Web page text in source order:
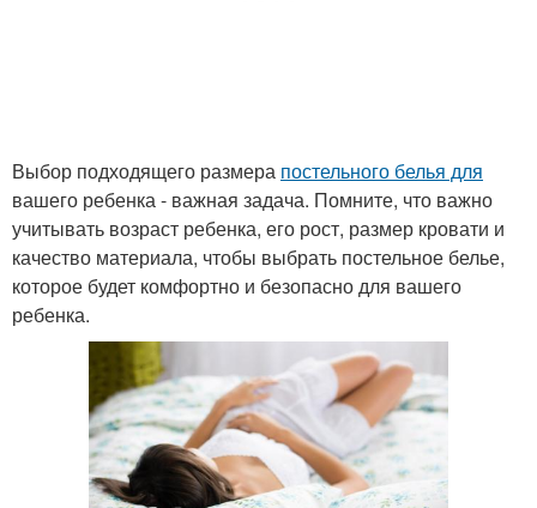
Выбор подходящего размера постельного белья для
вашего ребенка - важная задача. Помните, что важно
учитывать возраст ребенка, его рост, размер кровати и
качество материала, чтобы выбрать постельное белье,
которое будет комфортно и безопасно для вашего
ребенка.